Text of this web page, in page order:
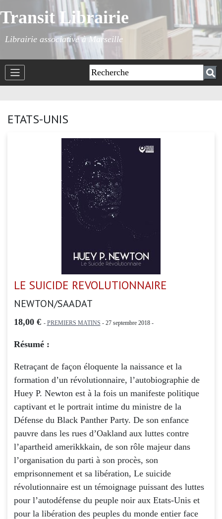
Transit Librairie
Librairie associative à Marseille
ETATS-UNIS
LE SUICIDE REVOLUTIONNAIRE
NEWTON/SAADAT
18,00 € - PREMIERS MATINS - 27 septembre 2018 -
Résumé :
Retraçant de façon éloquente la naissance et la
formation d’un révolutionnaire, l’autobiographie de
Huey P. Newton est à la fois un manifeste politique
captivant et le portrait intime du ministre de la
Défense du Black Panther Party. De son enfance
pauvre dans les rues d’Oakland aux luttes contre
l’apartheid amerikkkain, de son rôle majeur dans
l’organisation du parti à son procès, son
emprisonnement et sa libération, Le suicide
révolutionnaire est un témoignage puissant des luttes
pour l’autodéfense du peuple noir aux Etats-Unis et
pour la libération des peuples du monde entier face